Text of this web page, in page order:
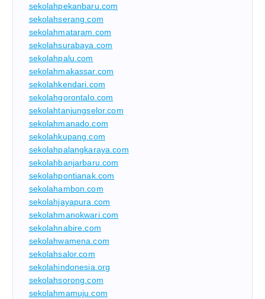
sekolahpekanbaru.com
sekolahserang.com
sekolahmataram.com
sekolahsurabaya.com
sekolahpalu.com
sekolahmakassar.com
sekolahkendari.com
sekolahgorontalo.com
sekolahtanjungselor.com
sekolahmanado.com
sekolahkupang.com
sekolahpalangkaraya.com
sekolahbanjarbaru.com
sekolahpontianak.com
sekolahambon.com
sekolahjayapura.com
sekolahmanokwari.com
sekolahnabire.com
sekolahwamena.com
sekolahsalor.com
sekolahindonesia.org
sekolahsorong.com
sekolahmamuju.com